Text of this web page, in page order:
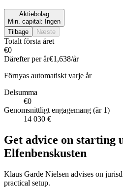
Aktiebolag
Min. capital: Ingen
Tilbage
Næste
Totalt första året
€0
Därefter per år€1,638/år
Förnyas automatiskt varje år
Delsumma
€0
Genomsnittligt engagemang (år 1)
14 030 €
Get advice on starting
Elfenbenskusten
Klaus Garde Nielsen advises on
practical setup.